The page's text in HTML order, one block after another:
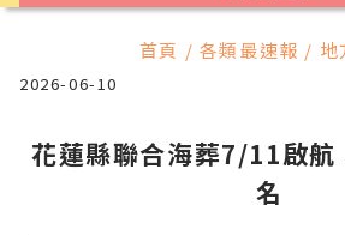
首頁 / 各類最速報 / 地
2026-06-10
花蓮縣聯合海葬7/11啟航
名